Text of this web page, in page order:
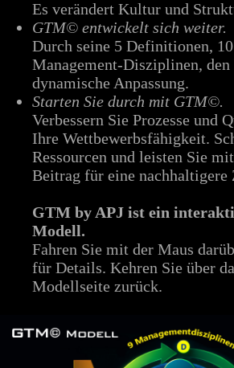
Es verändert Kultur und
GTM© entwickelt sich weiter.
Durch seine 5 Definitionen,
Management‑Disziplinen,
dynamische Anpassung.
Starten Sie durch mit GTM©.
Verbessern Sie Prozesse und
Ihre Wettbewerbsfähigkeit.
Ressourcen und leisten Sie
Beitrag für eine nachhaltigere
GTM by APJ ist ein
Modell.
Fahren Sie mit der Maus
für Details. Kehren Sie über
Modellseite zurück.